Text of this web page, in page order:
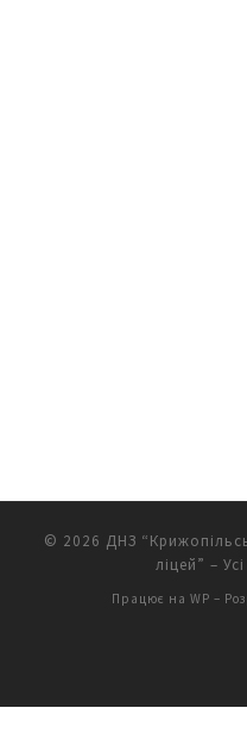
© 2026 ДНЗ
ліцей” –
Працює на WP –